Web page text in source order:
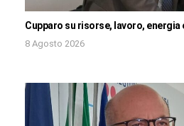
Cupparo su risorse, lavoro, energia
8 Agosto 2026